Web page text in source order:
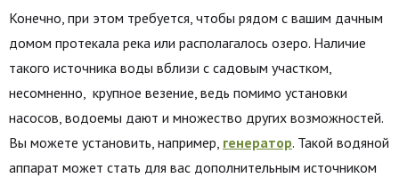
Конечно, при этом требуется, чтобы рядом с вашим дачным
домом протекала река или располагалось озеро. Наличие
такого источника воды вблизи с садовым участком,
несомненно, крупное везение, ведь помимо установки
насосов, водоемы дают и множество других возможностей.
Вы можете установить, например, генератор. Такой водяной
аппарат может стать для вас дополнительным источником